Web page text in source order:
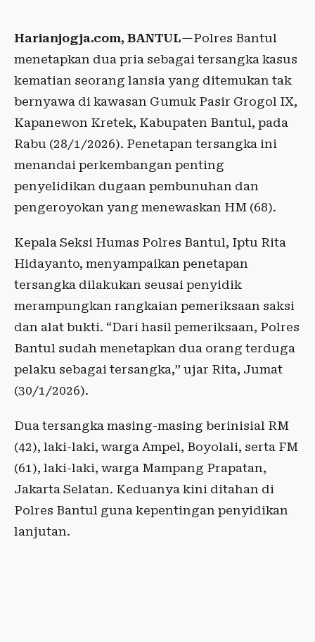
Harianjogja.com, BANTUL—Polres Bantul
menetapkan dua pria sebagai tersangka kasus
kematian seorang lansia yang ditemukan tak
bernyawa di kawasan Gumuk Pasir Grogol IX,
Kapanewon Kretek, Kabupaten Bantul, pada
Rabu (28/1/2026). Penetapan tersangka ini
menandai perkembangan penting
penyelidikan dugaan pembunuhan dan
pengeroyokan yang menewaskan HM (68).
Kepala Seksi Humas Polres Bantul, Iptu Rita
Hidayanto, menyampaikan penetapan
tersangka dilakukan seusai penyidik
merampungkan rangkaian pemeriksaan saksi
dan alat bukti. “Dari hasil pemeriksaan, Polres
Bantul sudah menetapkan dua orang terduga
pelaku sebagai tersangka,” ujar Rita, Jumat
(30/1/2026).
Dua tersangka masing-masing berinisial RM
(42), laki-laki, warga Ampel, Boyolali, serta FM
(61), laki-laki, warga Mampang Prapatan,
Jakarta Selatan. Keduanya kini ditahan di
Polres Bantul guna kepentingan penyidikan
lanjutan.